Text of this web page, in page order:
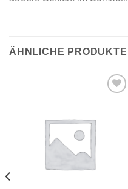
ÄHNLICHE PRODUKTE